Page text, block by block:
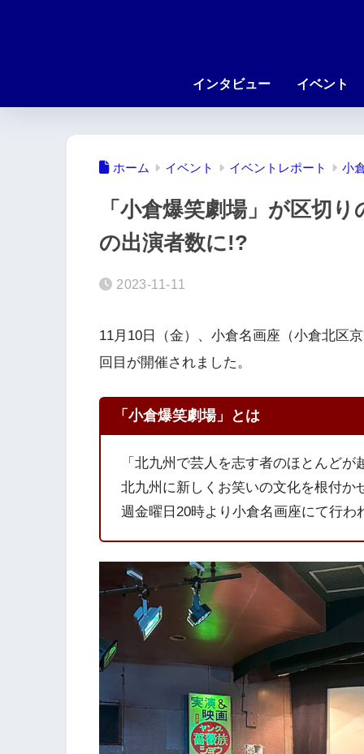
インタビュー イベント
ホーム イベント イベントレポート 小
「小倉爆笑劇場」が区切
の出演者数に!?
2023-11-11
11月10日（金）、小倉名画座（小倉北区
回目が開催されました。
「小倉爆笑劇場」とは
「北九州で芸人を志す者のほとんど
北九州に新しくお笑いの文化を根付か
週金曜日20時より小倉名画座にて行わ